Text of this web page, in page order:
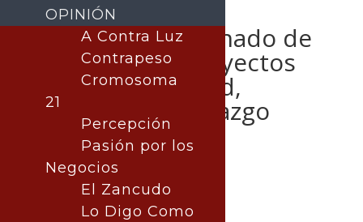
Desarrolla alumnado de
UTGuaymas proyectos
de sostenibilidad,
negocios y liderazgo
empresarial
Publicado por:La nota central
OPINIÓN
A Contra Luz
Contrapeso
Cromosoma
21
Percepción
Pasión por los
Negocios
El Zancudo
Lo Digo Como